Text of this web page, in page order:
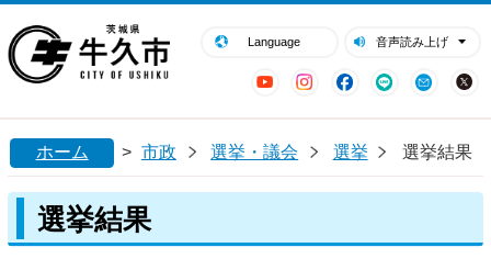
Language 音声読み上げ
YouTubeInstagram
Facebook
LINE Mail
閉じる
ホーム > 市政 選挙・議会 選挙 選挙結果
選挙結果